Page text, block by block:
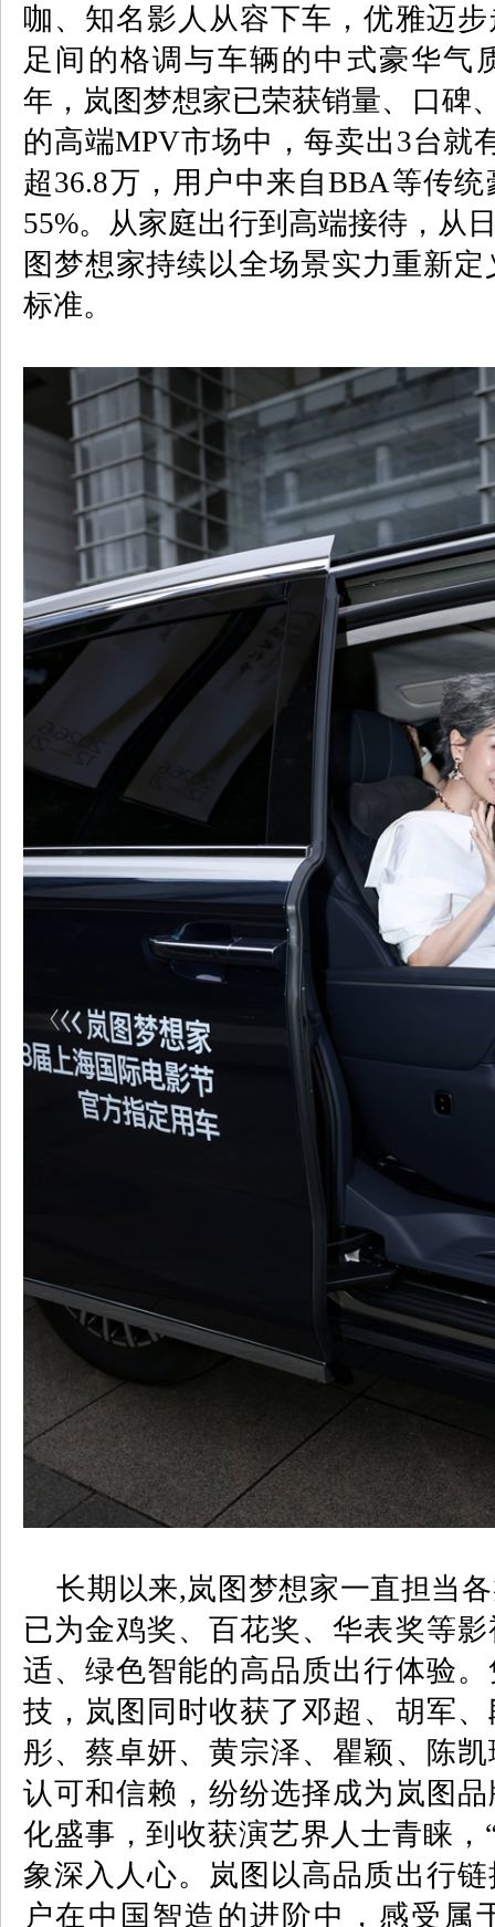
咖、知名影人从容下车，优雅迈
足间的格调与车辆的中式豪华气
年，岚图梦想家已荣获销量、口碑
的高端MPV市场中，每卖出 3台就
超36.8万，用户中来自BBA 等传统
55%。从家庭出行到高端接待，从
图梦想家持续以全场景实力重新
标准。
长期以来,岚图梦想家一直担当
已为金鸡奖、百花奖、华表奖等
适、绿色智能的高品质出行体验
技，岚图同时收获了邓超、胡军
彤、蔡卓妍、黄宗泽、瞿颖、陈
认可和信赖，纷纷选择成为岚图
化盛事，到收获演艺界人士青睐，
象深入人心。岚图以高品质出行
户在中国智造的进阶中，感受属